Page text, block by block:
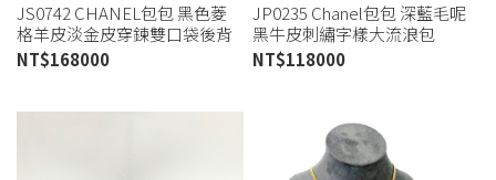
JS0742 CHANEL包包 黑色菱
格羊皮淡金皮穿鍊雙口袋後背
包/AS4342 (板橋店)
NT$168000
JP0235 Chanel包包 深藍毛呢
黑牛皮刺繡字樣大流浪包
A93824(高雄店)
NT$118000